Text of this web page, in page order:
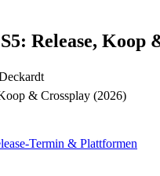
Release, Koop
Termin & Plattformen